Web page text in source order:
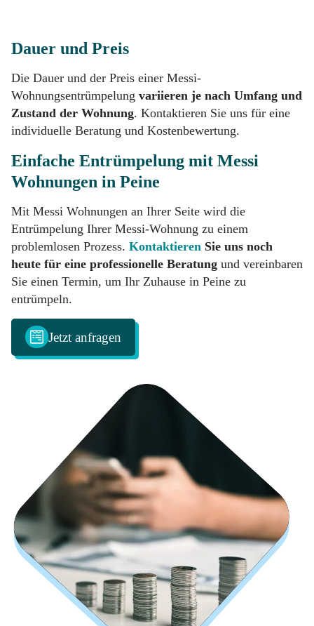
Dauer und Preis
Die Dauer und der Preis einer Messi-
Wohnungsentrümpelung variieren je nach Umfang und
Zustand der Wohnung. Kontaktieren Sie uns für eine
individuelle Beratung und Kostenbewertung.
Einfache Entrümpelung mit Messi
Wohnungen in Peine
Mit Messi Wohnungen an Ihrer Seite wird die
Entrümpelung Ihrer Messi-Wohnung zu einem
problemlosen Prozess. Kontaktieren Sie uns noch
heute für eine professionelle Beratung und vereinbaren
Sie einen Termin, um Ihr Zuhause in Peine zu
entrümpeln.
Jetzt anfragen